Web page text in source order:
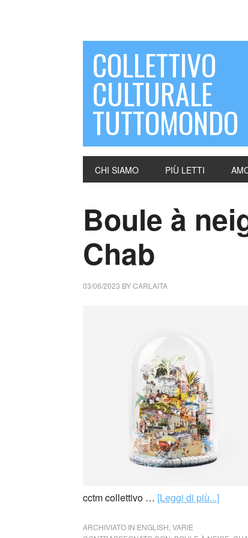
COLLETTIVO
CULTURALE
TUTTOMONDO
CHI SIAMO PIÙ LETTI
Boule à
Chab
03/06/2023 BYCARLAITA
cctm collettivo … [Leggi di più...]
ARCHIVIATO IN:ENGLISH VARIE